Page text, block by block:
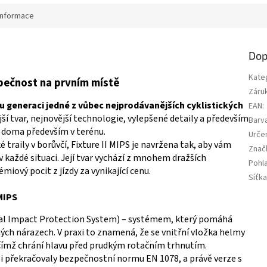
na prvním místě
generaci jedné z vůbec nejprodávanějších cyklistických
tvar, nejnovější technologie, vylepšené detaily a především
především v terénu.
v borůvčí, Fixture II MIPS je navržena tak, aby vám
situaci. Její tvar vychází z mnohem dražších
pocit z jízdy za vynikající cenu.
Impact Protection System) – systémem, který pomáhá
nárazech. V praxi to znamená, že se vnitřní vložka helmy
chrání hlavu před prudkým rotačním trhnutím.
bezpečnostní normu EN 1078, a právě verze s
EAN: